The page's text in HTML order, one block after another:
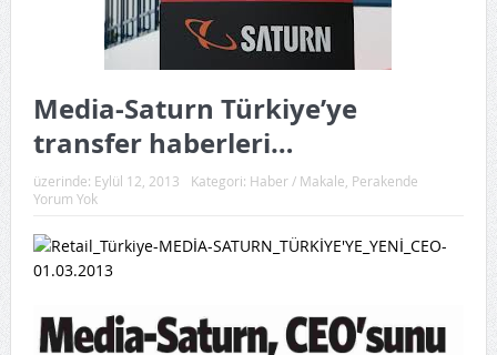
Media-Saturn Türkiye’ye
transfer haberleri…
üzerinde: Eylül 12, 2013 Kategori: Haber / Makale Perakende
Yorum Yok